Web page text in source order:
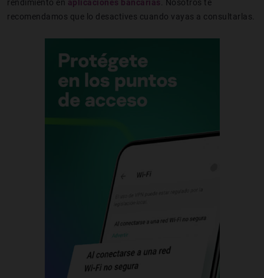
rendimiento en aplicaciones bancarias . Nosotros te
recomendamos que lo desactives cuando vayas a consultarlas.